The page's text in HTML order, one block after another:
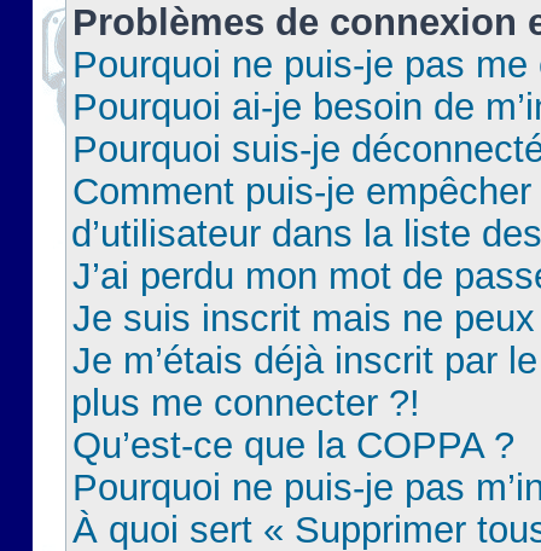
Problèmes de connexion
Pourquoi ne puis-je pas
Pourquoi ai-je besoin de
Pourquoi suis-je
Comment puis-je
d’utilisateur dans la liste
J’ai perdu mon mot de
Je suis inscrit mais ne
Je m’étais déjà inscrit par
plus me connecter ?!
Qu’est-ce que la COPPA ?
Pourquoi ne puis-je pas
À quoi sert « Supprimer